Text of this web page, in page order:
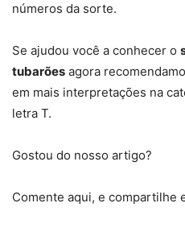
números da sorte.
Se ajudou você a conhecer o
tubarões agora
em mais interpretações na
letra T.
Gostou do nosso artigo?
Comente aqui, e compartilhe